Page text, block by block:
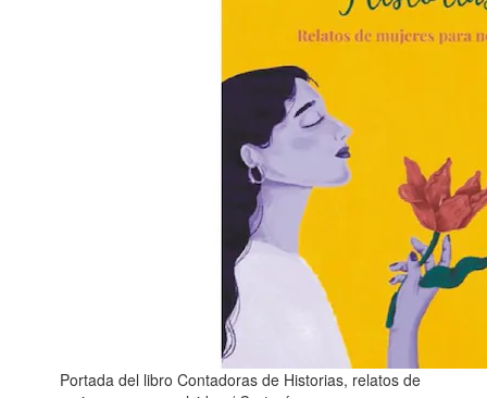
Portada del libro Contadoras de Historias, relatos de